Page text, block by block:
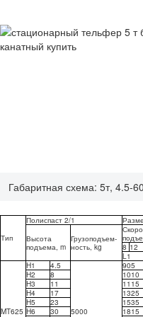
Габаритная схема: 5т, 4.5-
Тип
Полиспаст 2/1
Высота
подъема, m
Грузоподъем-
ность, kg
8 12
L1
MT625
H1 4.5
5000
905
H2 8 1010
H3
11 1115
H4
17 1325
H5
23 1535
H6
30 1815